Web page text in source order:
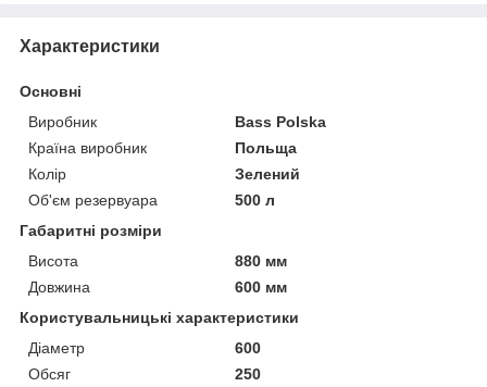
Характеристики
Основні
Виробник
Bass Polska
Країна виробник
Польща
Колір
Зелений
Об'єм резервуара
500 л
Габаритні розміри
Висота
880 мм
Довжина
600 мм
Користувальницькі характеристики
Діаметр
600
Обсяг
250